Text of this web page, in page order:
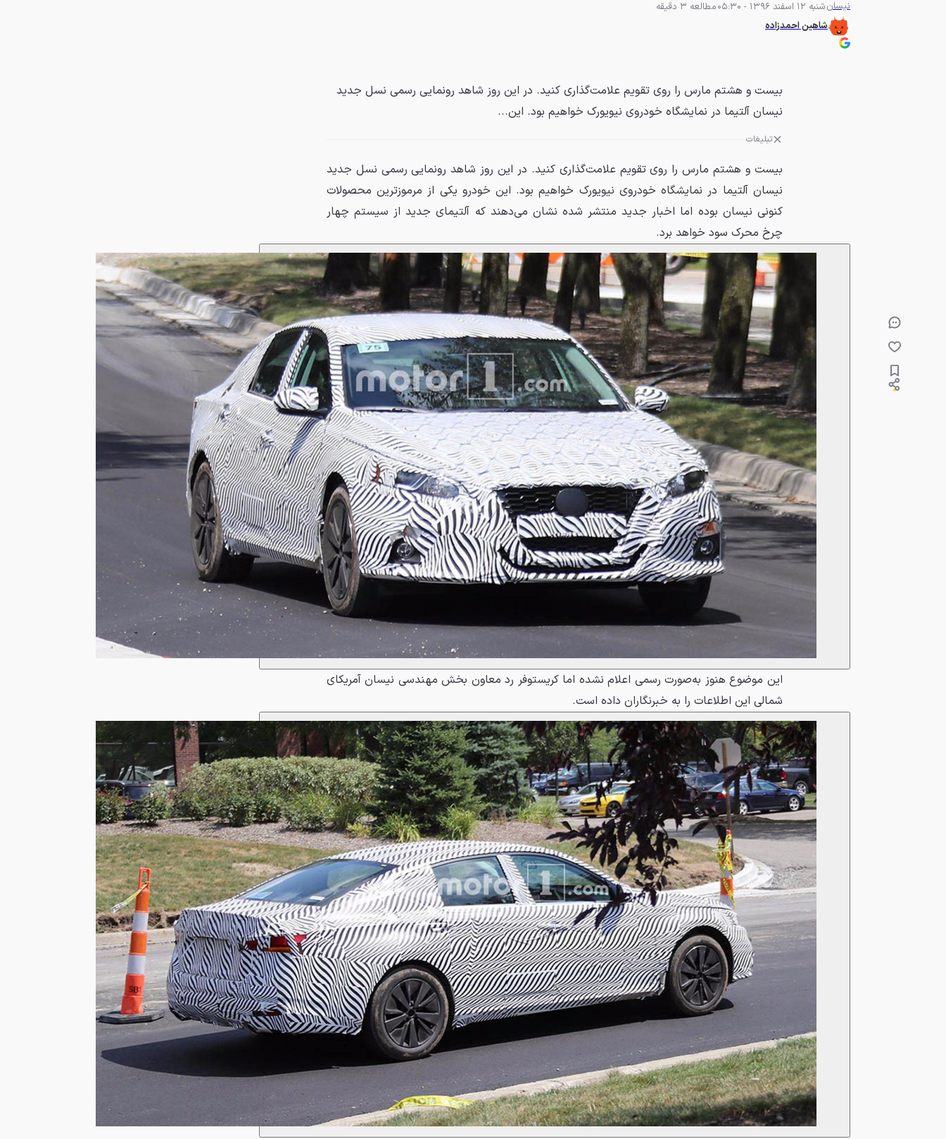
نیسانشنبه 12 اسفند 1396 - 05:30
مطالعه 3 دقیقه
شاهین احمدزاده
بیست و هشتم مارس را روی تقویم علامت‌گذاری کنید. در این روز شاهد رونمایی رسمی نسل جدید
نیسان آلتیما در نمایشگاه خودروی نیویورک خواهیم بود. این...
تبلیغات
بیست و هشتم مارس را روی تقویم علامت‌گذاری کنید. در این روز شاهد رونمایی رسمی نسل جدید
نیسان آلتیما در نمایشگاه خودروی نیویورک خواهیم بود. این خودرو یکی از مرموزترین محصولات
کنونی نیسان بوده اما اخبار جدید منتشر شده نشان می‌دهند که آلتیمای جدید از سیستم چهار
چرخ محرک سود خواهد برد.
این موضوع هنوز به‌صورت رسمی اعلام نشده اما کریستوفر رد معاون بخش مهندسی نیسان آمریکای
شمالی این اطلاعات را به خبرنگاران داده است.